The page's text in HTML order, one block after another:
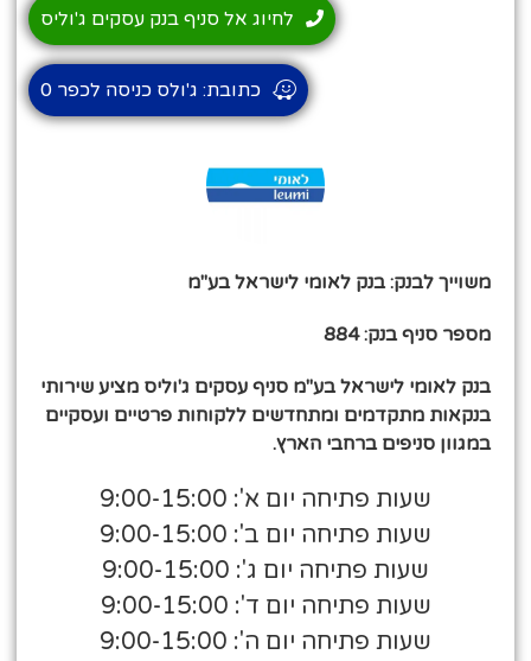
משוייך לבנק: בנק לאומי לישראל בע"מ
מספר סניף בנק: 884
בנק לאומי לישראל בע"מ סניף עסקים ג'וליס מציע שירותי
בנקאות מתקדמים ומתחדשים ללקוחות פרטיים ועסקיים
במגוון סניפים ברחבי הארץ.
שעות פתיחה יום א': 9:00-15:00
שעות פתיחה יום ב': 9:00-15:00
שעות פתיחה יום ג': 9:00-15:00
שעות פתיחה יום ד': 9:00-15:00
שעות פתיחה יום ה': 9:00-15:00
לחיוג אל סניף בנק עסקים ג'וליס
כתובת: ג'ולס כניסה לכפר 0